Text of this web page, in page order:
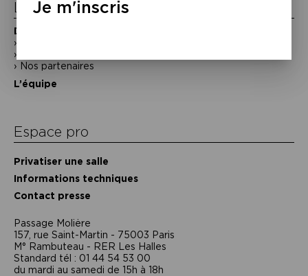
La Maison de la Poésie
Découvrir
Nos partenaires
L’équipe
Espace pro
Privatiser une salle
Informations techniques
Contact presse
Passage Moliėre
157, rue Saint-Martin - 75003 Paris
M° Rambuteau - RER Les Halles
Standard tél : 01 44 54 53 00
du mardi au samedi de 15h à 18h
Je m'inscris